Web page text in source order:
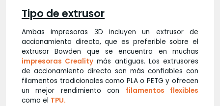
Tipo de extrusor
Ambas impresoras 3D incluyen un extrusor de
accionamiento directo, que es preferible sobre el
extrusor Bowden que se encuentra en muchas
impresoras Creality más antiguas. Los extrusores
de accionamiento directo son más confiables con
filamentos tradicionales como PLA o PETG y ofrecen
un mejor rendimiento con filamentos flexibles
como el TPU.